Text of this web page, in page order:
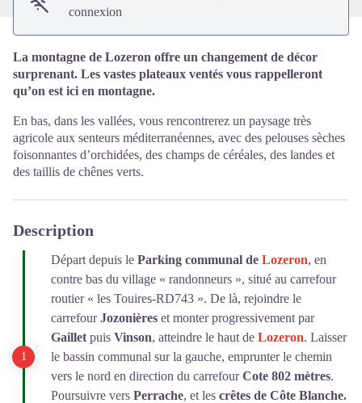
connexion
La montagne de Lozeron offre un changement de décor
surprenant. Les vastes plateaux ventés vous rappelleront
qu’on est ici en montagne.
En bas, dans les vallées, vous rencontrerez un paysage très
agricole aux senteurs méditerranéennes, avec des pelouses sèches
foisonnantes d’orchidées, des champs de céréales, des landes et
des taillis de chênes verts.
Description
Départ depuis le Parking communal de Lozeron, en
contre bas du village « randonneurs », situé au carrefour
routier « les Touires-RD743 ». De là, rejoindre le
carrefourJozonières et monter progressivement par
Gaillet puis Vinson, atteindre le haut de Lozeron. Laisser
le bassin communal sur la gauche, emprunter le chemin
vers le nord en direction du carrefourCote 802 mètres.
Poursuivre vers Perrache, et les crêtes de Côte Blanche.